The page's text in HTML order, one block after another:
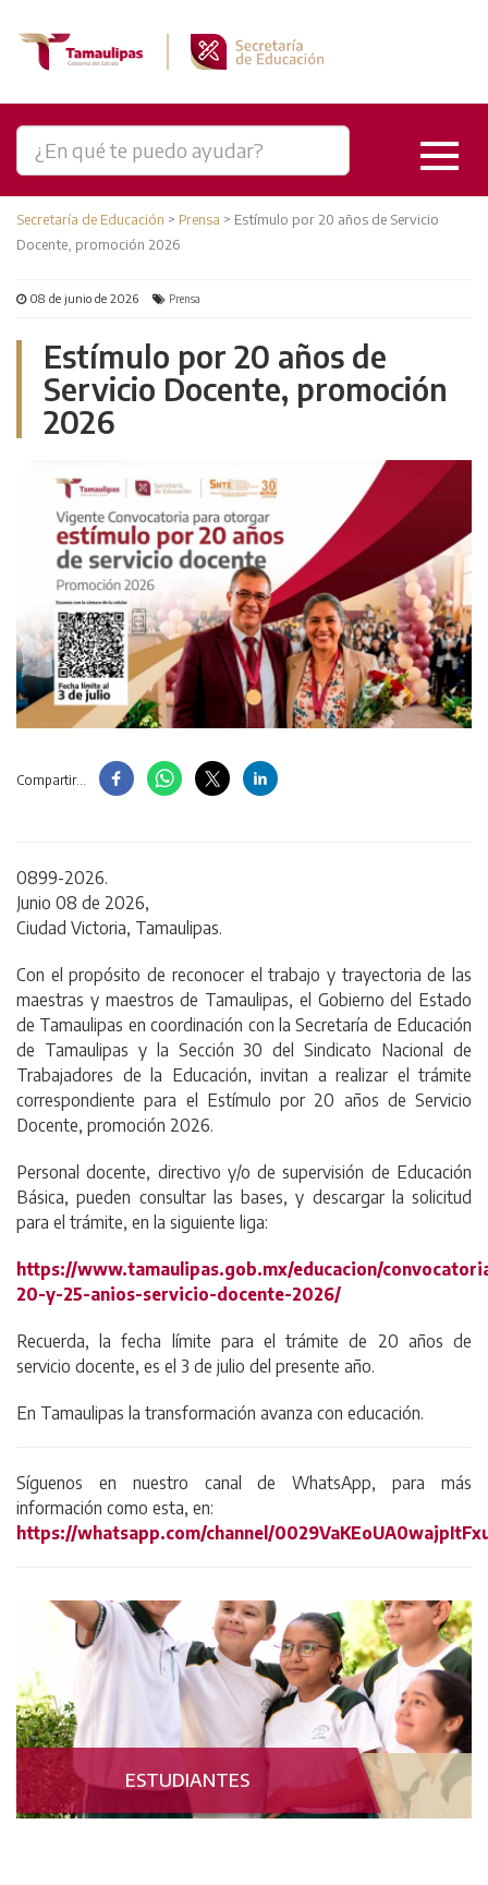
Secretaría de Educación > Prensa > Estímulo por 20 años de Servicio
Docente, promoción 2026
08 de junio de 2026 Prensa
Estímulo por 20 años de
Servicio Docente, promoción
2026
Compartir...
0899-2026.
Junio 08 de 2026,
Ciudad Victoria, Tamaulipas.
Con el propósito de reconocer el trabajo y trayectoria de las
maestras y maestros de Tamaulipas, el Gobierno del Estado
de Tamaulipas en coordinación con la Secretaría de Educación
de Tamaulipas y la Sección 30 del Sindicato Nacional de
Trabajadores de la Educación, invitan a realizar el trámite
correspondiente para el Estímulo por 20 años de Servicio
Docente, promoción 2026.
Personal docente, directivo y/o de supervisión de Educación
Básica, pueden consultar las bases, y descargar la solicitud
para el trámite, en la siguiente liga:
https://www.tamaulipas.gob.mx/educacion/
20-y-25-anios-servicio-docente-2026/
Recuerda, la fecha límite para el trámite de 20 años de
servicio docente, es el 3 de julio del presente año.
En Tamaulipas la transformación avanza con educación.
Síguenos en nuestro canal de WhatsApp, para más
información como esta, en:
https://whatsapp.com/channel/
ESTUDIANTES